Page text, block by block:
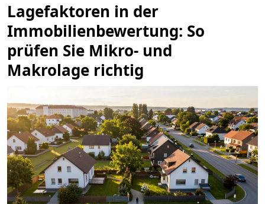
Lagefaktoren in der
Immobilienbewertung: So
prüfen Sie Mikro- und
Makrolage richtig